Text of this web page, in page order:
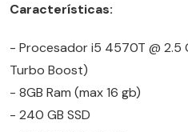
Características:
- Procesador i5 4570T @ 2.5
Turbo Boost)
- 8GB Ram (max 16 gb)
- 240 GB SSD